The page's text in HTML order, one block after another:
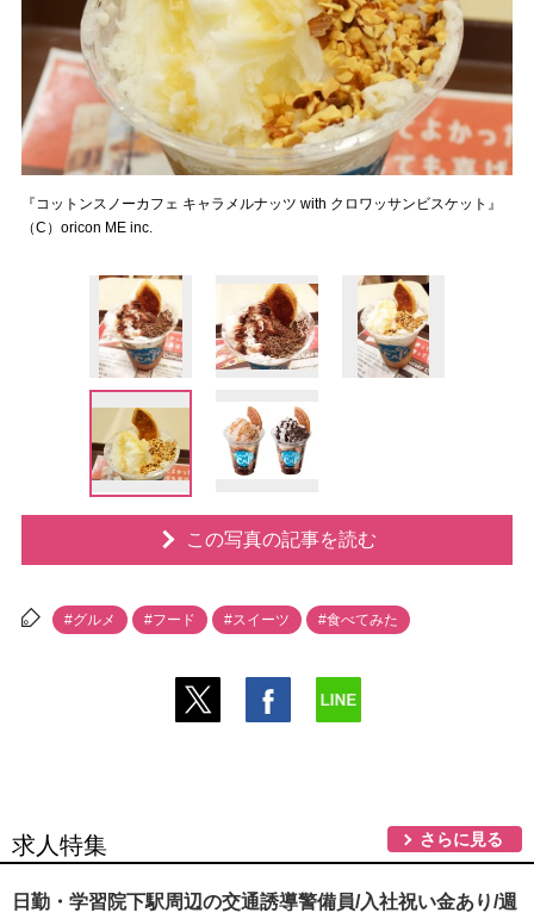
『コットンスノーカフェ キャラメルナッツ with クロワッサンビスケット』
（C）oricon ME inc.
この写真の記事を読む
#グルメ #フード #スイーツ #食べてみた
求人特集 さらに見る
日勤・学習院下駅周辺の交通誘導警備員/入社祝い金あり/週